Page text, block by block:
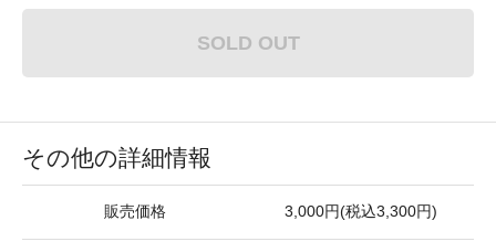
SOLD OUT
その他の詳細情報
販売価格 3,000円(税込3,300円)